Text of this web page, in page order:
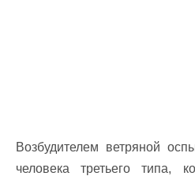
Возбудителем ветряной
человека третьего типа,